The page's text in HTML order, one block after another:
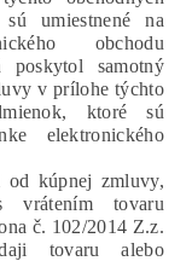
umiestnené na
obchodu
poskytol samotný
v prílohe týchto
ktoré sú
elektronického
kúpnej zmluvy,
vrátením tovaru
č. 102/2014 Z.z.
tovaru alebo